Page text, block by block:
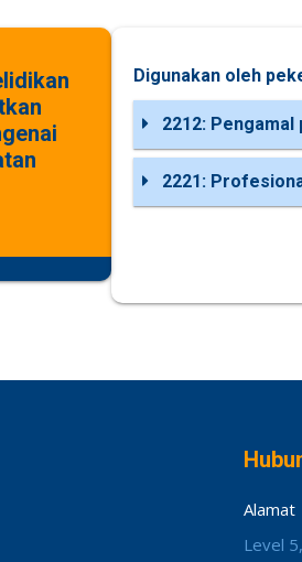
Digunakan oleh
2212:
2221:
Alamat
Level